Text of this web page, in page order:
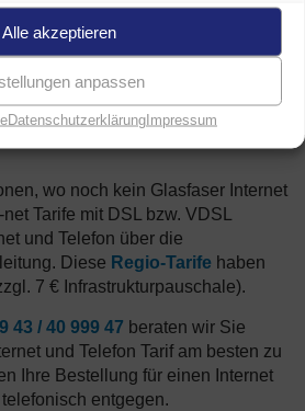
Alle akzeptieren
anpassen
DatenschutzerklärungImpressum
Internet-Bandbreite
Informationen
wo noch kein Glasfaser Internet
Tarife mit DSL bzw. VDSL
und Telefon über die
Diese Regio-Tarife haben
7 € Infrastrukturpauschale).
43 / 40 999 47 beraten wir Sie
und Telefon Tarif am besten zu
Ihre Bestellung für einen Internet
entgegen.